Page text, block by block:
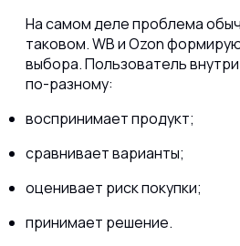
На самом деле проблема
таковом. WB и Ozon
выбора. Пользователь
по-разному:
воспринимает продукт;
сравнивает варианты;
оценивает риск покупки;
принимает решение.